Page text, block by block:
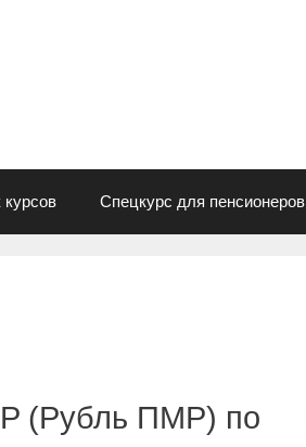
курсов Спецкурс для пенсионеров
(Рубль ПМР) по